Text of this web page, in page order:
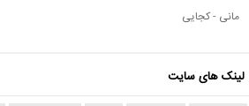
مانی - کجایی
لینک های سایت